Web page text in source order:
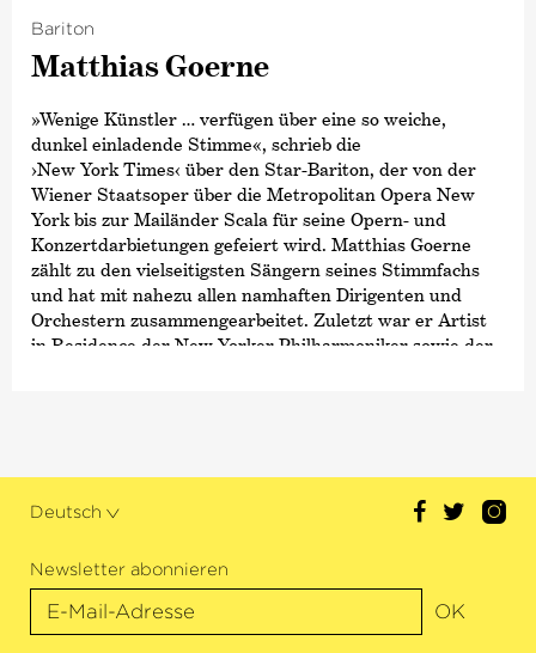
Bariton
Matthias Goerne
»Wenige Künstler … verfügen über eine so weiche,
dunkel einladende Stimme«, schrieb die
›New York Times‹ über den Star-Bariton, der von der
Wiener Staatsoper über die Metropolitan Opera New
York bis zur Mailänder Scala für seine Opern- und
Konzertdarbietungen gefeiert wird. Matthias Goerne
zählt zu den vielseitigsten Sängern seines Stimmfachs
und hat mit nahezu allen namhaften Dirigenten und
Orchestern zusammengearbeitet. Zuletzt war er Artist
in Residence der New Yorker Philharmoniker sowie der
France unter Cristian Măcelaru und dem Boston
Symphony unter Antonio Pappano.
Auch als Botschafter des deutschen Kunstlieds hat sich
Matthias Goerne höchstes Ansehen erworben. Für seine
Einspielungen erhielt er etliche Auszeichnungen wie den
Grammy Award, den Preis der Deutschen
Deutsch
Newsletter abonnieren
OK